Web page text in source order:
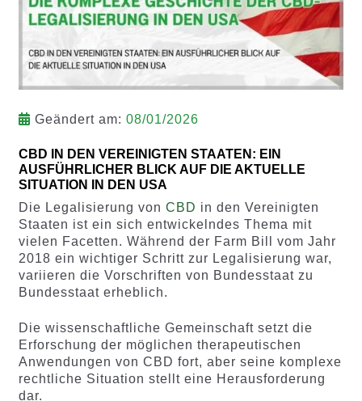
Geändert am: 08/01/2026
CBD IN DEN VEREINIGTEN STAATEN: EIN
AUSFÜHRLICHER BLICK AUF DIE AKTUELLE
SITUATION IN DEN USA
Die Legalisierung von CBD in den Vereinigten
Staaten ist ein sich entwickelndes Thema mit
vielen Facetten. Während der Farm Bill vom Jahr
2018 ein wichtiger Schritt zur Legalisierung war,
variieren die Vorschriften von Bundesstaat zu
Bundesstaat erheblich.
Die wissenschaftliche Gemeinschaft setzt die
Erforschung der möglichen therapeutischen
Anwendungen von CBD fort, aber seine komplexe
rechtliche Situation stellt eine Herausforderung
dar.